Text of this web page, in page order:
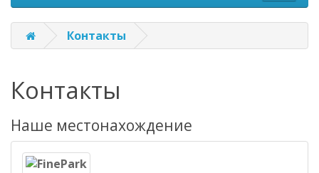
Контакты
Контакты
Наше местонахождение